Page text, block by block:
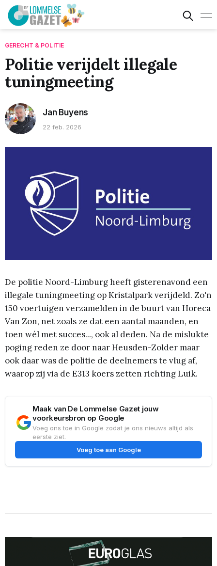
GERECHT & POLITIE
Politie verijdelt illegale
tuningmeeting
Jan Buyens
22 feb. 2026
De politie Noord-Limburg heeft gisterenavond een
illegale tuningmeeting op Kristalpark verijdeld. Zo'n
150 voertuigen verzamelden in de buurt van Horeca
Van Zon, net zoals ze dat een aantal maanden, en
toen wél met succes..., ook al deden. Na de mislukte
poging reden ze door naar Heusden-Zolder maar
ook daar was de politie de deelnemers te vlug af,
waarop zij via de E313 koers zetten richting Luik.
Maak van De Lommelse Gazet jouw
voorkeursbron op Google
Voeg ons toe in Google zodat je ons nieuws altijd als
eerste ziet.
Voeg toe aan Google